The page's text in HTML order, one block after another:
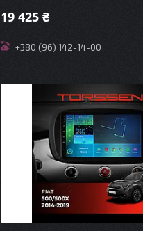
19 425 ₴
+380 (96) 142-14-00